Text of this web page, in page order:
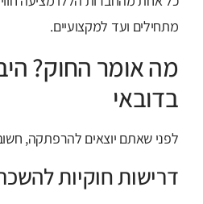
מתחילים ועד למקצועיים.
מה אומר החוק?
בדובאי
לפני שאתם יוצאים להרפתקה,
דרישות חוקיות